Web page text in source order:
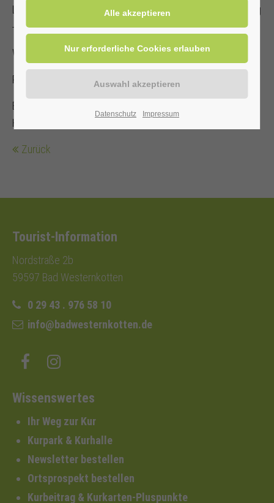
Lars Redlich ist definitiv ein Kabarett-Highlight des Kulturring
- Erwitte.
Weitere Informationen unter www.kulturring-erwitte.de
Preis: 19,50 € pro Ticket inkl. VVK-Gebühren
Eintrittskarten: Tourist-Information, online, Rathaus Erwitte,
Hellwegticketfiliale
Zurück
Tourist-Information
Nordstraße 2b
59597 Bad Westernkotten
0 29 43 . 976 58 10
info@badwesternkotten.de
Wissenswertes
Ihr Weg zur Kur
Kurpark & Kurhalle
Newsletter bestellen
Ortsprospekt bestellen
Kurbeitrag & Kurkarten-Pluspunkte
Datenschutz Impressum